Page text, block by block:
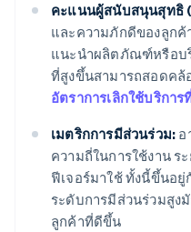
คะแนนผู้สนับสนุนสุทธิ
และความภักดีของลูกค้
แนะนําผลิตภัณฑ์หรือบ
ที่สูงขึ้นสามารถสอดคล้
อัตราการเลิกใช้บริการ
เมตริกการมีส่วนร่วม: อ
ความถี่ในการใช้งาน ร
ฟีเจอร์มาใช้ ทั้งนี้ขึ้นอ
ระดับการมีส่วนร่วมสูง
ลูกค้าที่ดีขึ้น